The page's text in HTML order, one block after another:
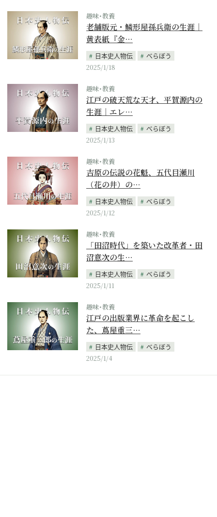
趣味･教養
老舗版元・鱗形屋孫兵衛の生涯｜
黄表紙『金…
日本史人物伝
べらぼう
2025/1/18
趣味･教養
江戸の破天荒な天才、平賀源内の
生涯｜エレ…
日本史人物伝
べらぼう
2025/1/13
趣味･教養
吉原の伝説の花魁、五代目瀬川
（花の井）の…
日本史人物伝
べらぼう
2025/1/12
趣味･教養
「田沼時代」を築いた改革者・田
沼意次の生…
日本史人物伝
べらぼう
2025/1/11
趣味･教養
江戸の出版業界に革命を起こし
た、蔦屋重三…
日本史人物伝
べらぼう
2025/1/4